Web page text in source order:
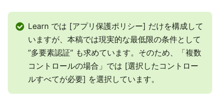
Learn では [アプリ保護ポリシー] だけを構成して
いますが、本稿では現実的な最低限の条件として
”多要素認証” も求めています。そのため、「複数
コントロールの場合」では [選択したコントロー
ルすべてが必要] を選択しています。